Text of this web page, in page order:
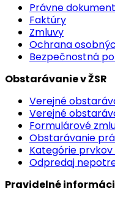
Právne
Faktúry
Zmluvy
Ochrana
Bezpečnostná
Obstarávanie v ŽSR
Verejné
Verejné
Formulárové
Obstarávanie
Kategórie
Odpredaj
Pravidelné